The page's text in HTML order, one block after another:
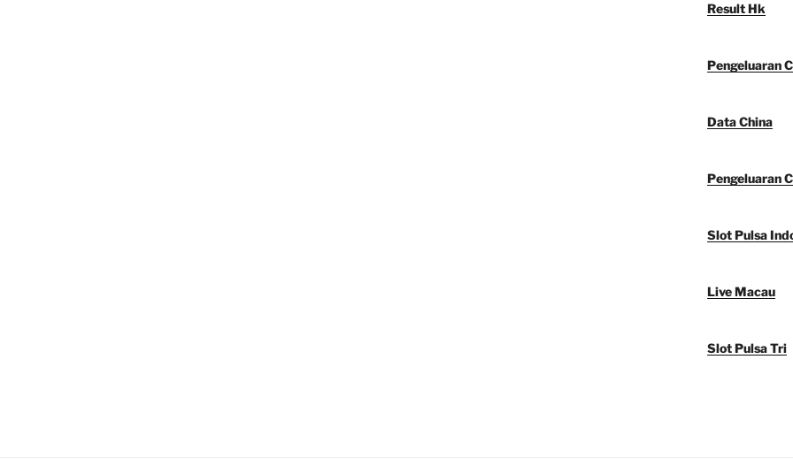
Result Hk
Pengeluaran
Data China
Pengeluaran
Slot Pulsa
Live Macau
Slot Pulsa Tri